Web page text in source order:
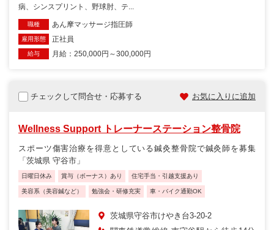
病、シンスプリント、野球肘、テ...
職種 あん摩マッサージ指圧師
雇用形態 正社員
給与 月給：250,000円～300,000円
チェックして問合せ・応募する お気に入りに追加
Wellness Support トレーナーステーション整骨院
スポーツ傷害治療を得意としている鍼灸整骨院で鍼灸師を募集
「茨城県 守谷市」
日曜日休み 賞与（ボーナス）あり 住宅手当・引越支援あり
美容系（美容鍼など） 勉強会・研修充実 車・バイク通勤OK
茨城県守谷市けやき台3-20-2